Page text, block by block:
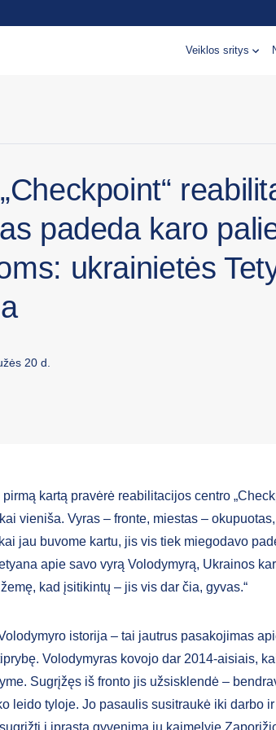
Veiklos sritys
padeda karo
ukrainietės
20 d.
kartą pravėrė reabilitacijos centro
vieniša. Vyras – fronte, miestas –
jau buvome kartu, jis vis tiek miegodavo
apie savo vyrą Volodymyrą, Ukrainos
kad įsitikintų – jis vis dar čia, gyvas.“
istorija – tai jautrus pasakojimas
Volodymyras kovojo dar 2014-aisiais,
Sugrįžęs iš fronto jis užsisklendė –
leido tyloje. Jo pasaulis susitraukė iki darbo
į įprastą gyvenimą jų kaimelyje